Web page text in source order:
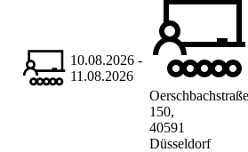
10.08.2026 -
11.08.2026
Oerschbachstraße
150,
40591
Düsseldorf